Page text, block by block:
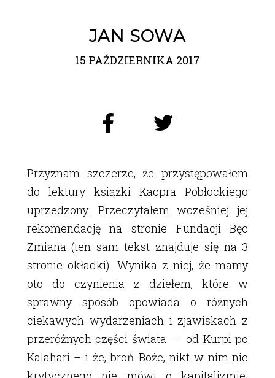
JAN SOWA
15 PAŹDZIERNIKA 2017
Przyznam szczerze, że przystępowałem
do lektury książki Kacpra Pobłockiego
uprzedzony. Przeczytałem wcześniej jej
rekomendację na stronie Fundacji Bęc
Zmiana (ten sam tekst znajduje się na 3
stronie okładki). Wynika z niej, że mamy
oto do czynienia z dziełem, które w
sprawny sposób opowiada o różnych
ciekawych wydarzeniach i zjawiskach z
przeróżnych części świata – od Kurpi po
Kalahari – i że, broń Boże, nikt w nim nic